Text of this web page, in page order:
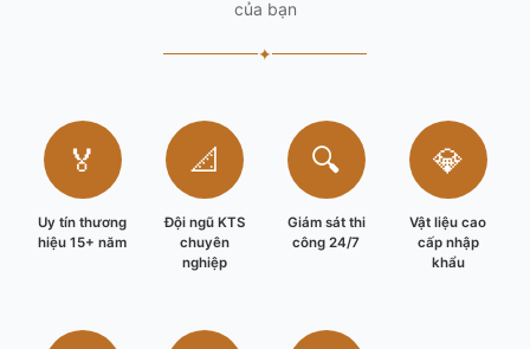
của bạn
✦
🏅
Uy tín thương
hiệu 15+ năm
📐
Đội ngũ KTS
chuyên
nghiệp
🔍
Giám sát thi
công 24/7
💎
Vật liệu cao
cấp nhập
khẩu